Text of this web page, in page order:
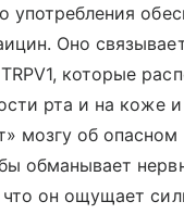
употребления
Оно
которые
рта и на коже
мозгу об опасном
обманывает
что он ощущает